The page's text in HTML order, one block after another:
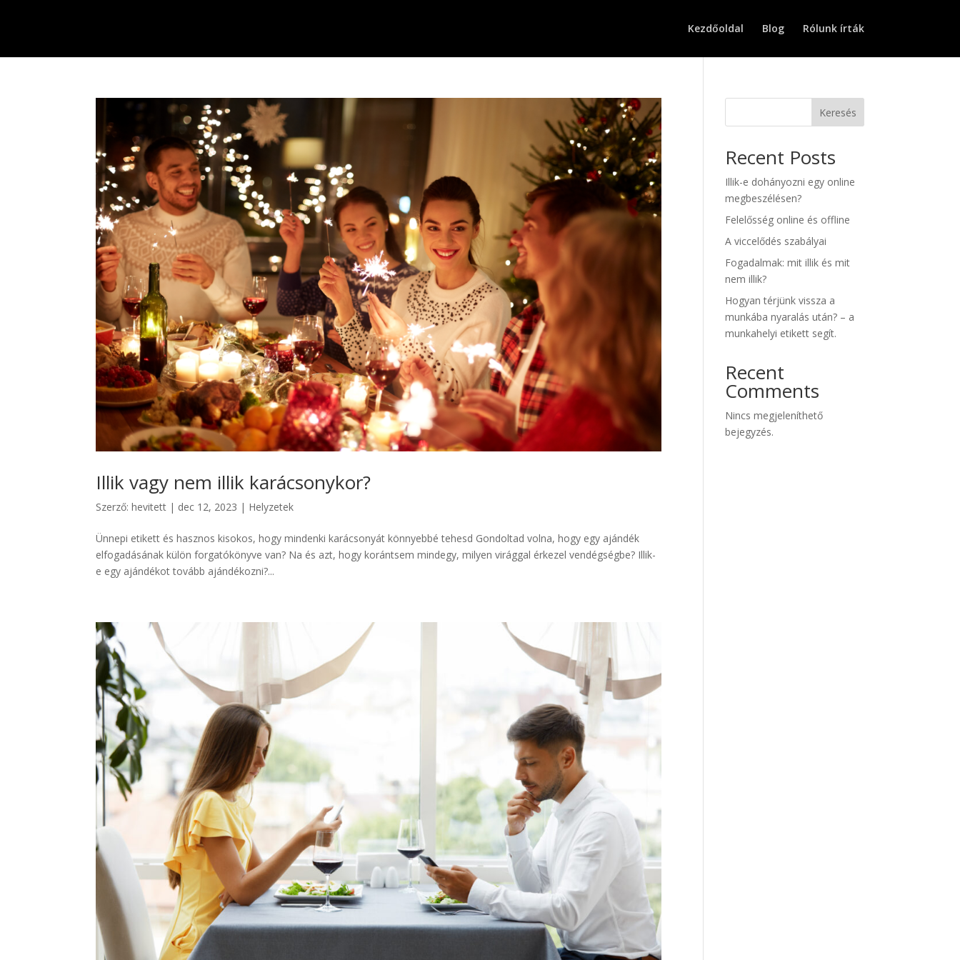
Kezdőoldal Blog Rólunk írták
Illik vagy nem illik karácsonykor?
Szerző:hevitett | dec 12, 2023 | Helyzetek
Ünnepi etikett és hasznos kisokos, hogy mindenki karácsonyát könnyebbé tehesd Gondoltad volna, hogy egy ajándék
elfogadásának külön forgatókönyve van? Na és azt, hogy korántsem mindegy, milyen virággal érkezel vendégségbe? Illik-
e egy ajándékot tovább ajándékozni?...
Keresés
Recent Posts
Illik-e dohányozni egy online
megbeszélésen?
Felelősség online és offline
A viccelődés szabályai
Fogadalmak: mit illik és mit
nem illik?
Hogyan térjünk vissza a
munkába nyaralás után? – a
munkahelyi etikett segít.
Recent
Comments
Nincs megjeleníthető
bejegyzés.